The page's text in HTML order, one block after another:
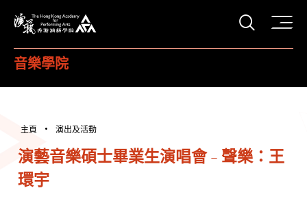
打開
音樂學院
主頁 演出及活動
演藝音樂碩士畢業生演唱會 - 聲樂：王
環宇